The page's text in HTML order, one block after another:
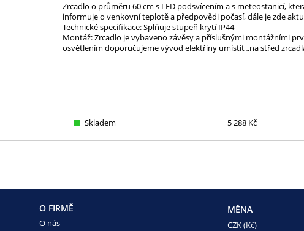
Zrcadlo o průměru 60 cm s LED podsvícením a s meteostanicí,
informuje o venkovní teplotě a předpovědi počasí, dále je zde
Technické specifikace: Splňuje stupeň krytí IP44
Montáž: Zrcadlo je vybaveno závěsy a příslušnými montážními
osvětlením doporučujeme vývod elektřiny umístit „na střed
Skladem 5 288 Kč
O FIRMĚ
O nás
MĚNA
CZK (Kč)